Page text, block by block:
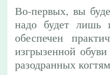
Во-первых, вы
надо будет лишь
обеспечен
изгрызенной
разодранных